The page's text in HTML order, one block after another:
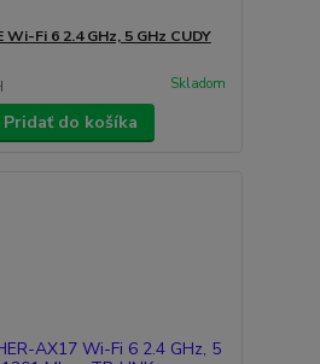
Wi-Fi 6 2.4 GHz, 5 GHz CUDY
Skladom
Pridať do košíka